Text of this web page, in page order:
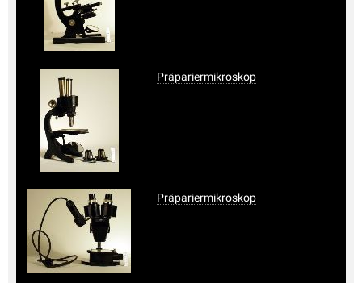
Präpariermikroskop
Präpariermikroskop